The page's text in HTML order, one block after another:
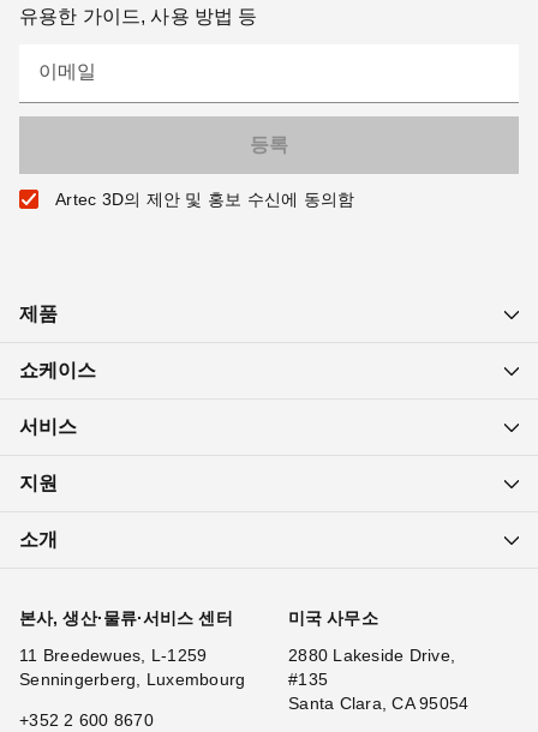
유용한 가이드, 사용 방법 등
이메일
Artec 3D의 제안 및 홍보 수신에 동의함
제품
쇼케이스
서비스
지원
소개
본사, 생산·물류·서비스 센터
11 Breedewues, L-1259
Senningerberg, Luxembourg
+352 2 600 8670
미국 사무소
2880 Lakeside Drive,
#135
Santa Clara, CA 95054